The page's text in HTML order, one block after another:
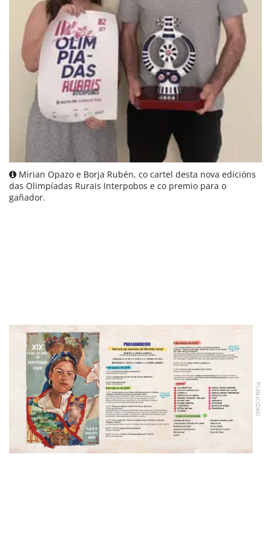
Mirian Opazo e Borja Rubén, co cartel desta nova edicións
das Olimpíadas Rurais Interpobos e co premio para o
gañador.